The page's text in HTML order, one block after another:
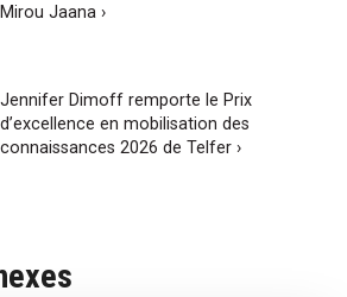
Mirou Jaana ›
Jennifer Dimoff remporte le Prix
d’excellence en mobilisation des
connaissances 2026 de Telfer ›